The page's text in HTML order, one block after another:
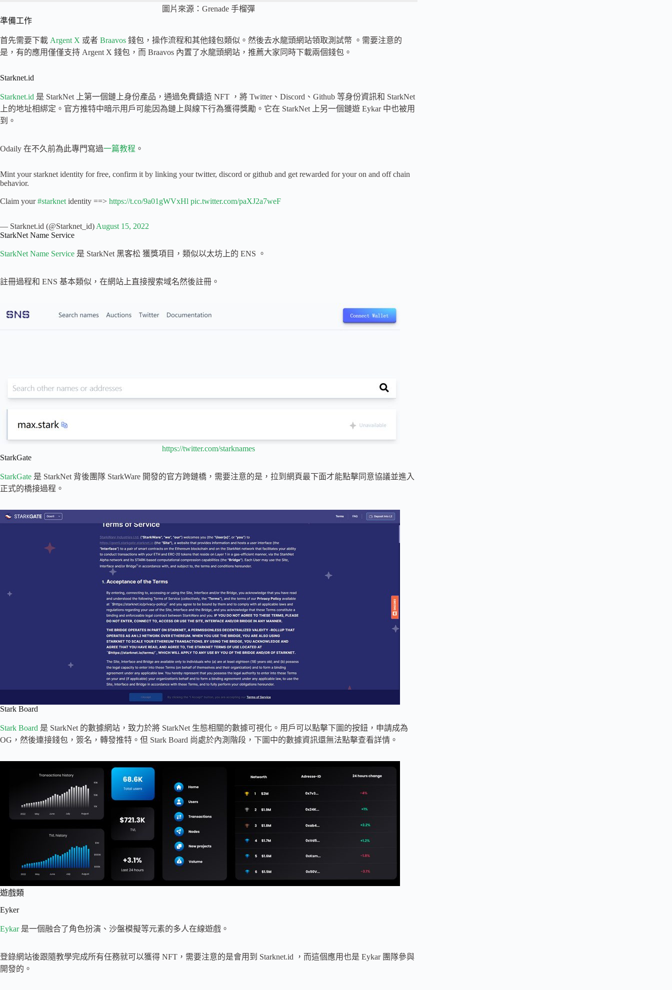
圖片來源：Grenade 手榴彈
準備工作
首先需要下載 Argent X 或者 Braavos 錢包，操作流程和其他錢包類似。然後去水龍頭網站領取測試幣 。需要注意的
是，有的應用僅僅支持 Argent X 錢包，而 Braavos 內置了水龍頭網站，推薦大家同時下載兩個錢包。
Starknet.id
Starknet.id 是 StarkNet 上第一個鏈上身份產品，通過免費鑄造 NFT ，將 Twitter、Discord、Github 等身份資訊和 StarkNet
上的地址相綁定。官方推特中暗示用戶可能因為鏈上與線下行為獲得獎勵。它在 StarkNet 上另一個鏈遊 Eykar 中也被用
到。
Odaily 在不久前為此專門寫過一篇教程 。
Mint your starknet identity for free, confirm it by linking your twitter, discord or github and get rewarded for your on and off chain
behavior.
Claim your#starknet identity ==> https://t.co/9a01gWVxHl pic.twitter.com/paXJ2a7weF
— Starknet.id (@Starknet_id) August 15, 2022
StarkNet Name Service
StarkNet Name Service 是 StarkNet 黑客松 獲獎項目，類似以太坊上的 ENS 。
註冊過程和 ENS 基本類似，在網站上直接搜索域名然後註冊。
https://twitter.com/starknames
StarkGate
StarkGate 是 StarkNet 背後團隊 StarkWare 開發的官方跨鏈橋，需要注意的是，拉到網頁最下面才能點擊同意協議並進入
正式的橋接過程。
Stark Board
Stark Board 是 StarkNet 的數據網站，致力於將 StarkNet 生態相關的數據可視化。用戶可以點擊下圖的按鈕，申請成為
OG，然後連接錢包，簽名，轉發推特。但 Stark Board 尚處於內測階段，下圖中的數據資訊還無法點擊查看詳情。
遊戲類
Eyker
Eykar是一個融合了角色扮演、沙盤模擬等元素的多人在線遊戲。
登錄網站後跟隨教學完成所有任務就可以獲得 NFT，需要注意的是會用到 Starknet.id ，而這個應用也是 Eykar 團隊參與
開發的。